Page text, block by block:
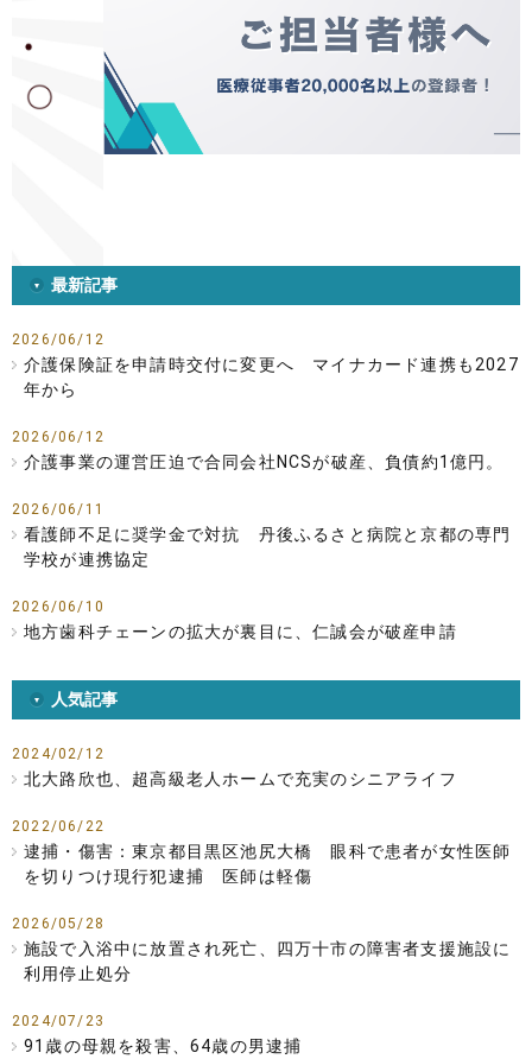
最新記事
2026/06/12
介護保険証を申請時交付に変更へ マイナカード連携も2027
年から
2026/06/12
介護事業の運営圧迫で合同会社NCSが破産、負債約1億円。
2026/06/11
看護師不足に奨学金で対抗 丹後ふるさと病院と京都の専門
学校が連携協定
2026/06/10
地方歯科チェーンの拡大が裏目に、仁誠会が破産申請
人気記事
2024/02/12
北大路欣也、超高級老人ホームで充実のシニアライフ
2022/06/22
逮捕・傷害：東京都目黒区池尻大橋 眼科で患者が女性医師
を切りつけ現行犯逮捕 医師は軽傷
2026/05/28
施設で入浴中に放置され死亡、四万十市の障害者支援施設に
利用停止処分
2024/07/23
91歳の母親を殺害、64歳の男逮捕